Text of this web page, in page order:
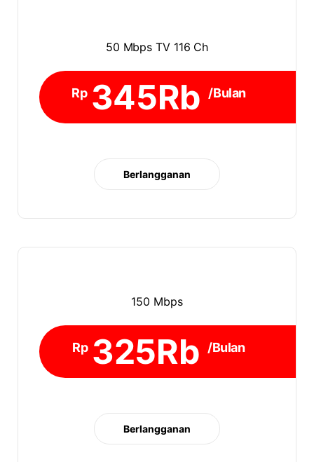
50 Mbps TV 116 Ch
Rp 345Rb /Bulan
Berlangganan
150 Mbps
Rp 325Rb /Bulan
Berlangganan